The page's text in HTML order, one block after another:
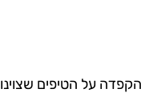
על הטיפים שצוינו